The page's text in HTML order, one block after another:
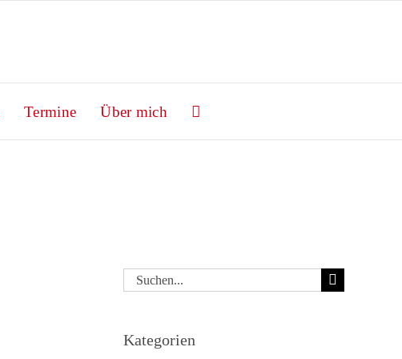
Termine Über mich
Suche
Kategorien